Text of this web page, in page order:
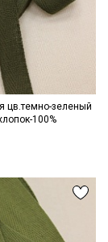
цв.темно-зеленый
100%